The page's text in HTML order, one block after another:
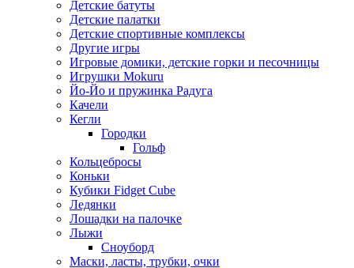
Детские батуты
Детские палатки
Детские спортивные комплексы
Другие игры
Игровые домики, детские горки и песочницы
Игрушки Mokuru
Йо-Йо и пружинка Радуга
Качели
Кегли
Городки
Гольф
Кольцебросы
Коньки
Кубики Fidget Cube
Ледянки
Лошадки на палочке
Лыжи
Сноуборд
Маски, ласты, трубки, очки